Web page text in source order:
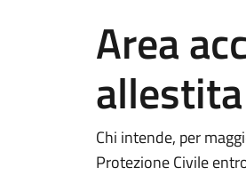
Area
allestita
Chi intende, per
Protezione Civile